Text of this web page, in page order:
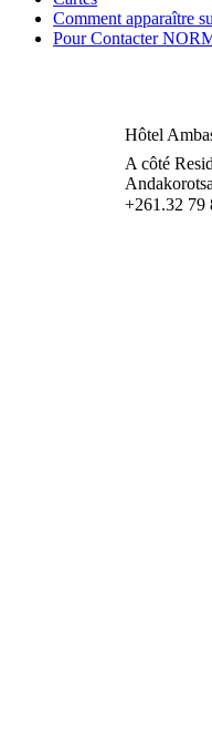
Comment apparaître
Pour Contacter
Hôtel
A côté
+261.32 79